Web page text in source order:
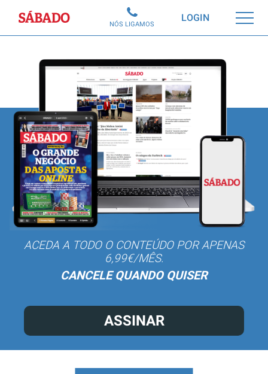
Sábado LOGIN
NÓS LIGAMOS
ACEDA A TODO O CONTEÚDO POR APENAS
6,99€/MÊS.
CANCELE QUANDO QUISER
ASSINAR